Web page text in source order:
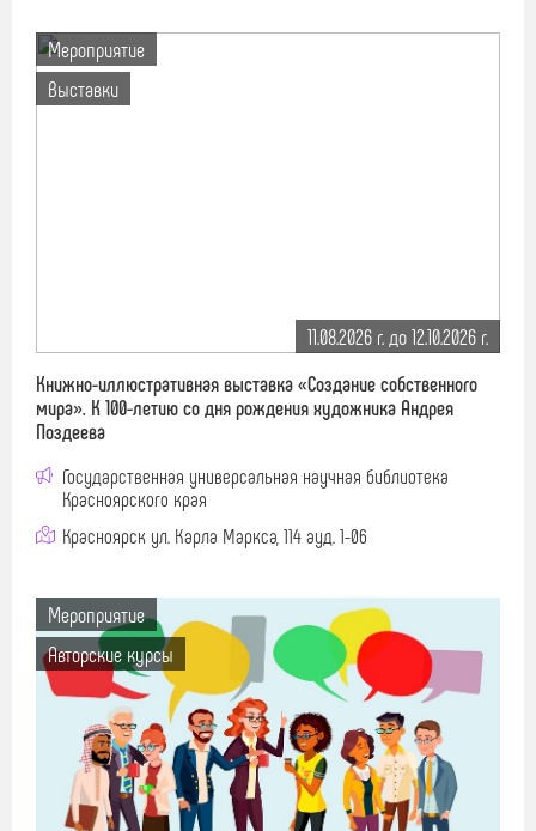
Мероприятие
Выставки
11.08.2026 г. до 12.10.2026 г.
Книжно-иллюстративная выставка «Создание собственного
мира». К 100-летию со дня рождения художника Андрея
Поздеева
Государственная универсальная научная библиотека
Красноярского края
Красноярск ул. Карла Маркса, 114 ауд. 1-06
Мероприятие
Авторские курсы